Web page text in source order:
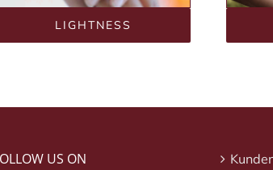
LIGHTNESS
US ON